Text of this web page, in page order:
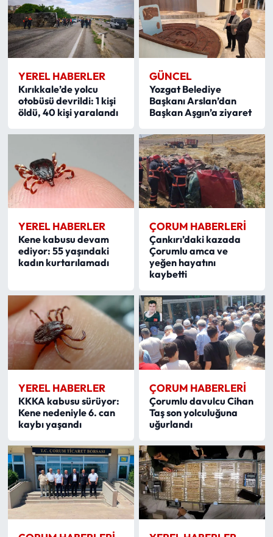
YEREL HABERLER
Kırıkkale’de yolcu
otobüsü devrildi: 1 kişi
öldü, 40 kişi yaralandı
GÜNCEL
Yozgat Belediye
Başkanı Arslan’dan
Başkan Aşgın’a ziyaret
YEREL HABERLER
Kene kabusu devam
ediyor: 55 yaşındaki
kadın kurtarılamadı
ÇORUM HABERLERI
Çankırı’daki kazada
Çorumlu amca ve
yeğen hayatını
kaybetti
YEREL HABERLER
KKKA kabusu sürüyor:
Kene nedeniyle 6. can
kaybı yaşandı
ÇORUM HABERLERI
Çorumlu davulcu Cihan
Taş son yolculuğuna
uğurlandı